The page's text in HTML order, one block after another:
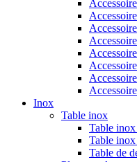
Inox
Table inox
Table
Table inox
Table de